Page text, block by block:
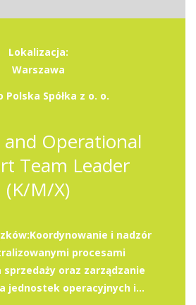
Lokalizacja:
Warszawa
Polska Spółka z o. o.
and Operational
Team Leader
(K/M/X)
i nadzór
procesami
oraz zarządzanie
jednostek operacyjnych i...